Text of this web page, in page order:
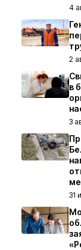
4
2
в
3
31